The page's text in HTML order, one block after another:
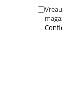
Organizare și